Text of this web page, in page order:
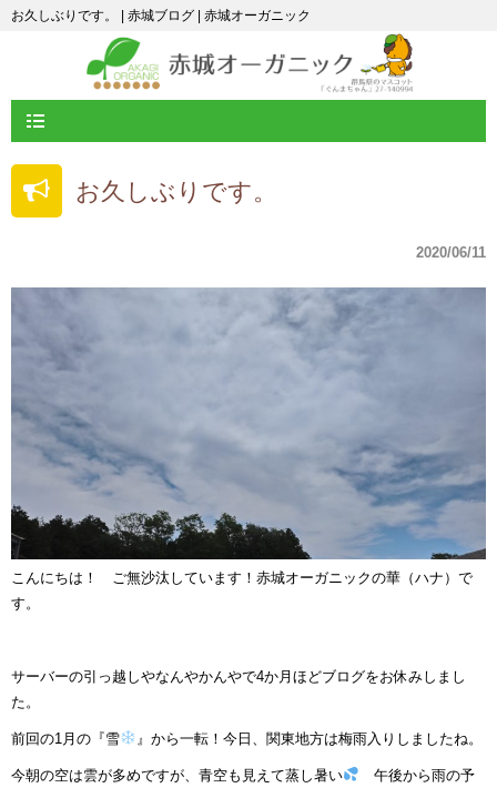
お久しぶりです。 | 赤城ブログ | 赤城オーガニック
お久しぶりです。
2020/06/11
こんにちは！ ご無沙汰しています！赤城オーガニックの華（ハナ）で
す。
サーバーの引っ越しやなんやかんやで4か月ほどブログをお休みしまし
た。
前回の1月の『雪 』から一転！今日、関東地方は梅雨入りしましたね。
今朝の空は雲が多めですが、青空も見えて蒸し暑い
午後から雨の予